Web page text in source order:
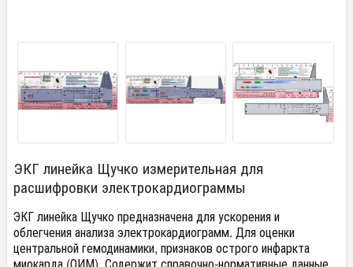
ЭКГ линейка Щучко измерительная для
расшифровки электрокардиограммы
ЭКГ линейка Щучко предназначена для ускорения и
облегчения анализа электрокардиограмм. Для оценки
центральной гемодинамики, признаков острого инфаркта